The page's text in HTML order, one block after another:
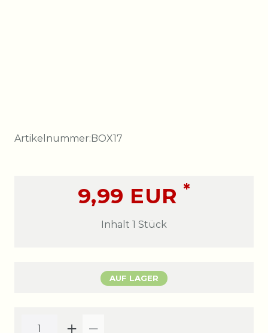
Artikelnummer:BOX17
9,99 EUR *
Inhalt 1 Stück
AUF LAGER